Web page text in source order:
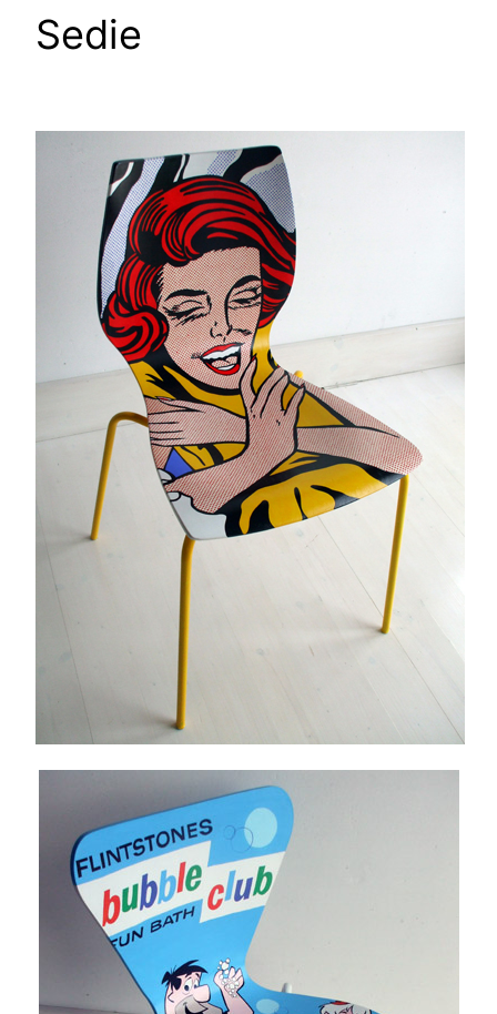
Sedie